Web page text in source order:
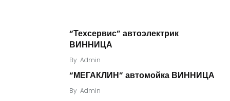
“Техсервис” автоэлектрик
ВИННИЦА
By Admin
“МЕГАКЛИН” автомойка ВИННИЦА
By Admin